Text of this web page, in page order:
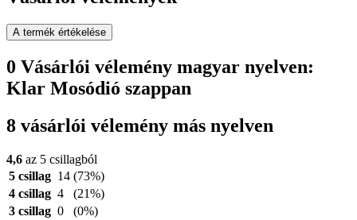
A termék értékelése
0 Vásárlói vélemény magyar nyelven:
Klar Mosódió szappan
8 vásárlói vélemény más nyelven
4,6 az 5 csillagból
5 csillag 14 (73%)
4 csillag 4
(21%)
3 csillag 0
(0%)